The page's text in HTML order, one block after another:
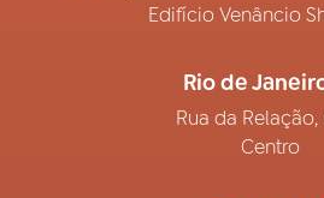
Edifício Venâncio
Rio de
Rua da Relação,
Centro